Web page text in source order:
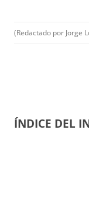
(Redactado por Jorge
ÍNDICE DEL